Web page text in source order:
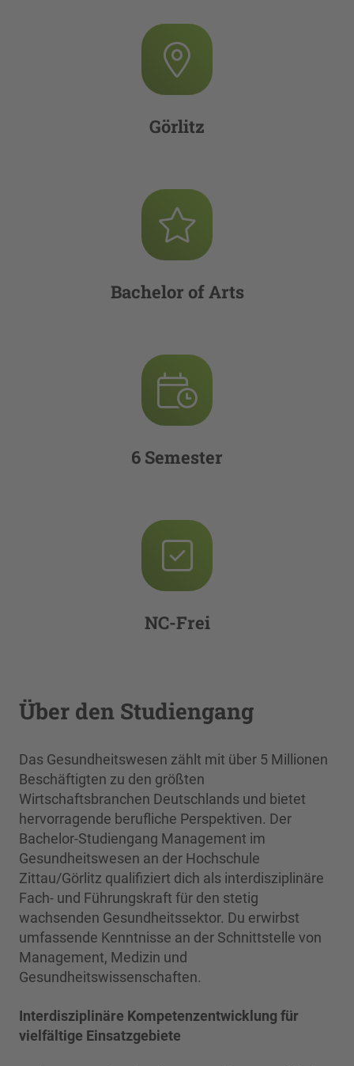
Görlitz
Bachelor of Arts
6 Semester
NC-Frei
Über den Studiengang
Das Gesundheitswesen zählt mit über 5 Millionen
Beschäftigten zu den größten
Wirtschaftsbranchen Deutschlands und bietet
hervorragende berufliche Perspektiven. Der
Bachelor-Studiengang Management im
Gesundheitswesen an der Hochschule
Zittau/Görlitz qualifiziert dich als interdisziplinäre
Fach- und Führungskraft für den stetig
wachsenden Gesundheitssektor. Du erwirbst
umfassende Kenntnisse an der Schnittstelle von
Management, Medizin und
Gesundheitswissenschaften.
Interdisziplinäre Kompetenzentwicklung für
vielfältige Einsatzgebiete